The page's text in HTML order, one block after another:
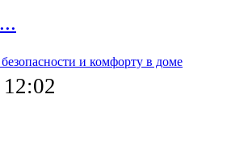
и комфорту в доме